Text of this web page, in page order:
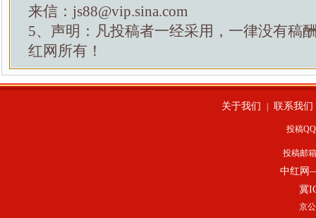
来信：js88@vip.sina.com
5、声明：凡投稿者一经采用，一律没有稿
红网所有！
关于我们 联系我们
投稿
投稿邮
中红网
冀
京